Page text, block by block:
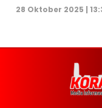
28 Oktober 2025 |